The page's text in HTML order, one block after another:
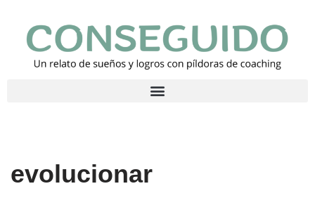
Saltar
contenido
evolucionar